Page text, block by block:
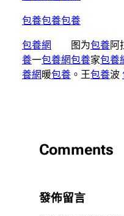
包養包養包養
包養網 图为包養阿
養一包養網包養家包養
養網暖包養 。王包養波
Comments
發佈留言